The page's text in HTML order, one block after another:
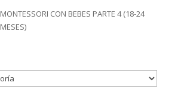
MONTESSORI CON BEBES PARTE 4 (18-24
MESES)